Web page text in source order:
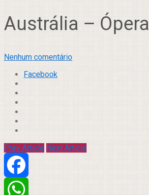
Austrália – Ópera
Nenhum comentário
Facebook
Prev Article Next Article
Facebook